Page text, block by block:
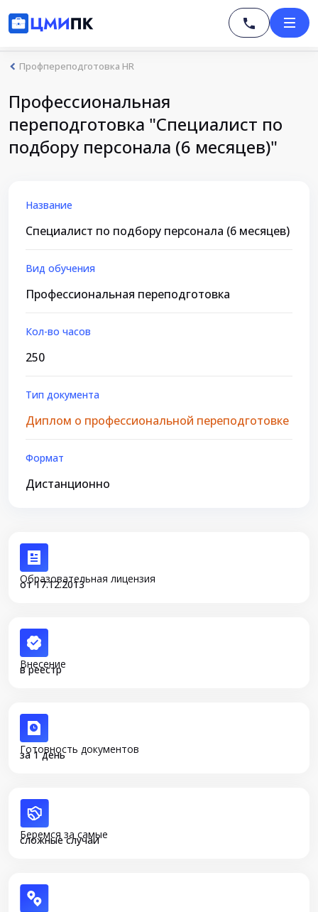
Профпереподготовка HR
Профессиональная
переподготовка "Специалист по
подбору персонала (6 месяцев)"
Название
Специалист по подбору персонала (6 месяцев)
Вид обучения
Профессиональная переподготовка
Кол-во часов
250
Тип документа
Диплом о профессиональной переподготовке
Формат
Дистанционно
Образовательная лицензия
от 17.12.2013
Внесение
в реестр
Готовность документов
за 1 день
Беремся за самые
сложные случаи